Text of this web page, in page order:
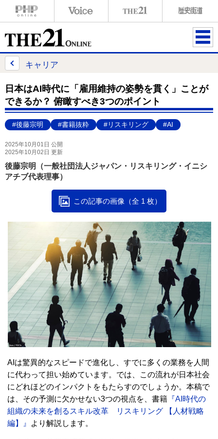
ME
キャリア
日本はAI時代に「雇用維持の姿勢を貫く」ことが
できるか？ 俯瞰すべき3つのポイント
#後藤宗明 #書籍抜粋 #リスキリング #AI
2025年10月01日 公開
2025年10月02日 更新
後藤宗明（一般社団法人ジャパン・リスキリング・イニシ
アチブ代表理事）
この記事の画像（全 1 枚）
AIは驚異的なスピードで進化し、すでに多くの業務を人間
に代わって担い始めています。では、この流れが日本社会
にどれほどのインパクトをもたらすのでしょうか。本稿で
は、その予測に欠かせない3つの視点を、書籍 『AI時代の
組織の未来を創るスキル改革 リスキリング 【人材戦略
編】』
より解説します。